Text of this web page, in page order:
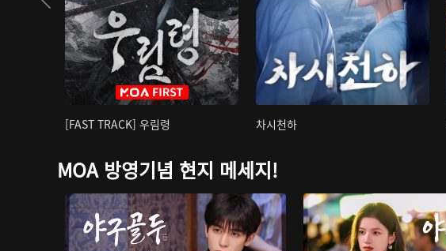
[FAST TRACK] 우림령 차시천하
MOA 방영기념 현지 메세지!